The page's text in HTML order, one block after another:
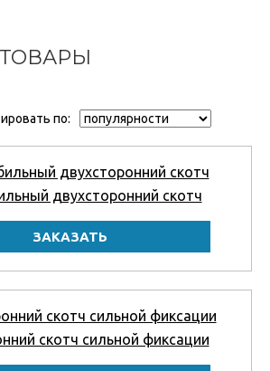
по:
двухсторонний скотч
скотч сильной фиксации